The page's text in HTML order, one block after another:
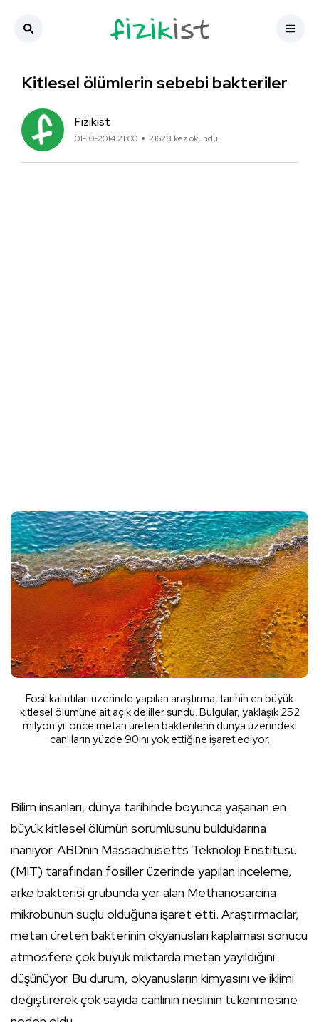
Kitlesel ölümlerin sebebi bakteriler
Fizikist
01-10-2014 21:00 21628 kez okundu.
Fosil kalıntıları üzerinde yapılan araştırma, tarihin en büyük
kitlesel ölümüne ait açık deliller sundu. Bulgular, yaklaşık 252
milyon yıl önce metan üreten bakterilerin dünya üzerindeki
canlıların yüzde 90ını yok ettiğine işaret ediyor.
Bilim insanları, dünya tarihinde boyunca yaşanan en
büyük kitlesel ölümün sorumlusunu bulduklarına
inanıyor. ABDnin Massachusetts Teknoloji Enstitüsü
(MIT) tarafından fosiller üzerinde yapılan inceleme,
arke bakterisi grubunda yer alan Methanosarcina
mikrobunun suçlu olduğuna işaret etti. Araştırmacılar,
metan üreten bakterinin okyanusları kaplaması sonucu
atmosfere çok büyük miktarda metan yayıldığını
düşünüyor. Bu durum, okyanusların kimyasını ve iklimi
değiştirerek çok sayıda canlının neslinin tükenmesine